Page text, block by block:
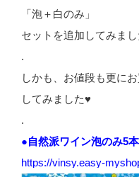
「泡＋白のみ」
セットを追加してみまし
.
しかも、お値段も更に
してみました♥
.
●自然派ワイン泡のみ5
https://vinsy.easy-